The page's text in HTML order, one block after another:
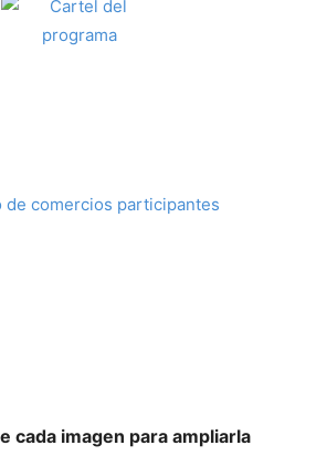
cada imagen para ampliarla